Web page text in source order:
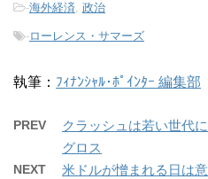
-海外経済, 政治
-ローレンス・サマーズ
執筆： ﾌｨﾅﾝｼｬﾙ･ﾎﾟｲﾝﾀｰ 編集部
PREV
クラッシュは若い世代
グロス
NEXT
米ドルが憎まれる日は